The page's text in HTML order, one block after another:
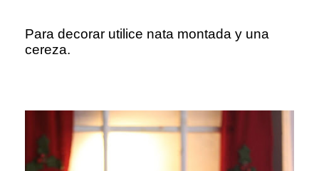
Para decorar utilice nata montada y una
cereza.